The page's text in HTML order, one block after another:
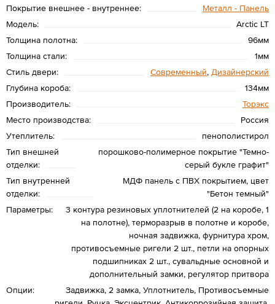
Покрытие внешнее - внутреннее:
Металл - Панель
Модель:
Arctic LT
Толщина полотна:
96мм
Толщина стали:
1мм
Стиль двери:
Современный, Дизайнерский
Глубина короба:
134мм
Производитель:
Торэкс
Место производства:
Россия
Утеплитель:
пенополистирол
Тип внешней
отделки:
порошково-полимерное покрытие "Темно-
серый букле графит"
Тип внутренней
отделки:
МДФ панель с ПВХ покрытием, цвет
"Бетон темный"
Параметры:
3 контура резиновых уплотнителей (2 на коробе, 1
на полотне), терморазрыв в полотне и коробе,
ночная задвижка, фурнитура хром,
противосъемные ригели 2 шт., петли на опорных
подшипниках 2 шт., сувальдные основной и
дополнительный замки, регулятор притвора
Опции:
Задвижка, 2 замка, Уплотнитель, Противосъемные